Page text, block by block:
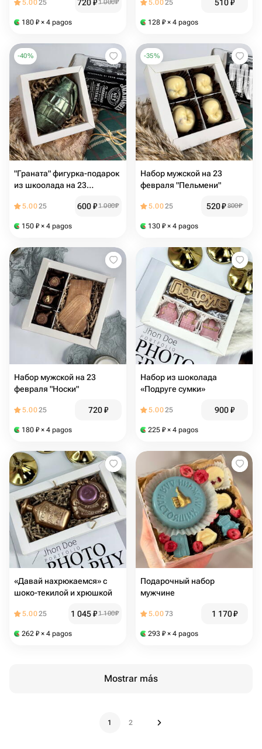
5.0025 720₽1 000₽
180 ₽ × 4 pagos
5.0025 510₽
128 ₽ × 4 pagos
-40%
"Граната" фигурка-подарок
из шкоолада на 23
5.0025 600₽1 000₽
150 ₽ × 4 pagos
-35%
Набор мужской на 23
февраля "Пельмени"
5.0025 520₽ 800₽
130 ₽ × 4 pagos
Набор мужской на 23
февраля "Носки"
5.0025 720₽
180 ₽ × 4 pagos
Набор из шоколада
«Подруге сумки»
5.0025 900₽
225 ₽ × 4 pagos
«Давай нахрюкаемся» с
шоко-текилой и хрюшкой
5.0025 1 045₽1 100₽
262 ₽ × 4 pagos
Подарочный набор
мужчине
5.0073 1 170₽
293 ₽ × 4 pagos
Mostrar más
1 2